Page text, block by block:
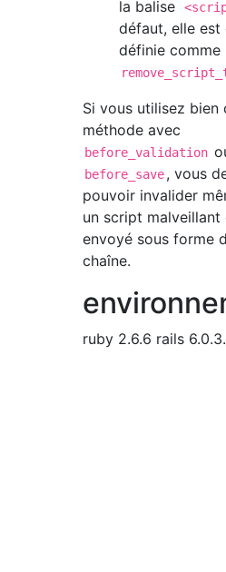
la balise
défaut, elle est
définie comme
Si vous utilisez bien
méthode avec
before_validation
before_save, vous
pouvoir invalider
un script malveillant
envoyé sous forme
chaîne.
ruby 2.6.6 rails